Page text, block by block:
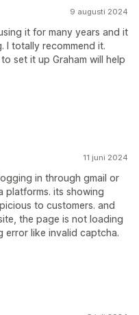
9 augusti 2024
it for many years and it
I totally recommend it.
set it up Graham will help
11 juni 2024
in through gmail or
platforms. its showing
to customers. and
the page is not loading
error like invalid captcha.